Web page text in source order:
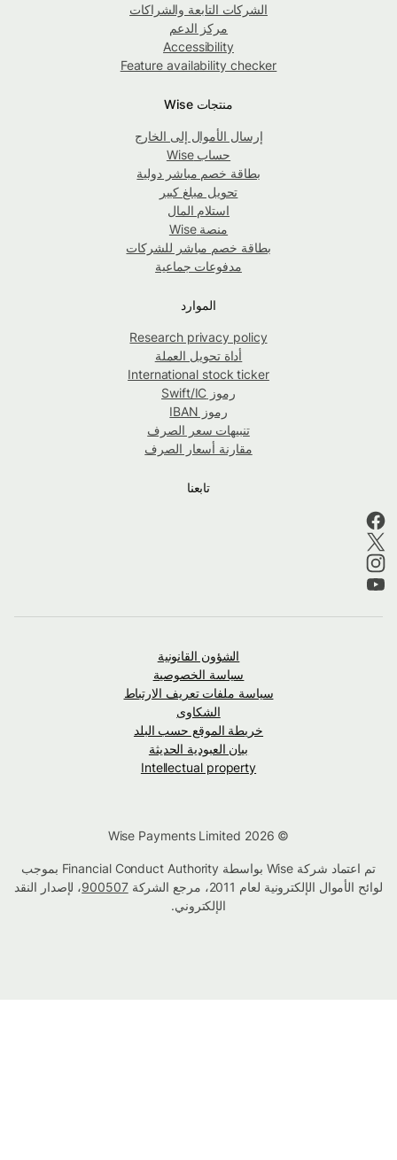
الشركات التابعة والشراكات
مركز الدعم
Accessibility
Feature availability checker
منتجات Wise
إرسال الأموال إلى الخارج
حساب Wise
بطاقة خصم مباشر دولية
تحويل مبلغ كبير
استلام المال
منصة Wise
بطاقة خصم مباشر للشركات
مدفوعات جماعية
الموارد
Research privacy policy
أداة تحويل العملة
International stock ticker
رموز Swift/IC
رموز IBAN
تنبيهات سعر الصرف
مقارنة أسعار الصرف
تابعنا
الشؤون القانونية
سياسة الخصوصية
سياسة ملفات تعريف الارتباط
الشكاوى
خريطة الموقع حسب البلد
بيان العبودية الحديثة
Intellectual property
تم اعتماد شركة Wise بواسطة Financial Conduct Authority بموجب
لوائح الأموال الإلكترونية لعام 2011، مرجع الشركة
900507، لإصدار النقد
الإلكتروني.